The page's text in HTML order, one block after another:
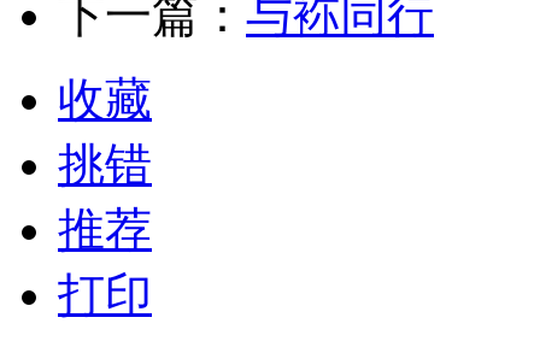
下一篇： 与袮同行
收藏
挑错
推荐
打印